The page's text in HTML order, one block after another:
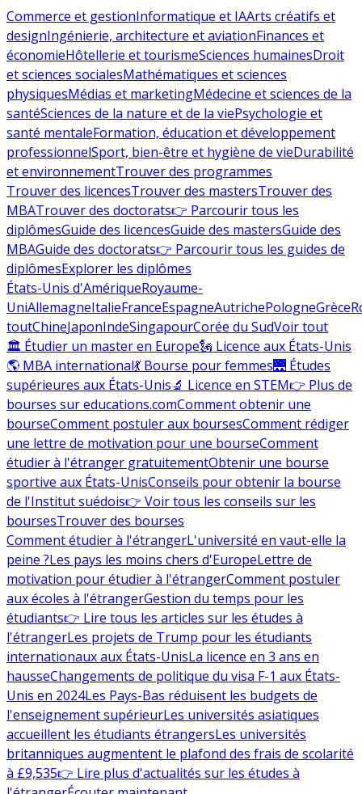
Commerce et gestionInformatique et IAArts créatifs et
designIngénierie, architecture et aviationFinances et
économieHôtellerie et tourismeSciences humainesDroit
et sciences socialesMathématiques et sciences
physiquesMédias et marketingMédecine et sciences de la
santéSciences de la nature et de la viePsychologie et
santé mentaleFormation, éducation et développement
professionnelSport, bien-être et hygiène de vieDurabilité
et environnementTrouver des programmes
Trouver des licencesTrouver des mastersTrouver des
MBATrouver des doctorats👉 Parcourir tous les
diplômesGuide des licencesGuide des mastersGuide des
MBAGuide des doctorats👉 Parcourir tous les guides de
diplômesExplorer les diplômes
États-Unis d'AmériqueRoyaume-
UniAllemagneItalieFranceEspagneAutrichePologneGrèce
toutChineJaponIndeSingapourCorée du SudVoir tout
🏛 Étudier un master en Europe🗽 Licence aux États-Unis
🌎 MBA international💃 Bourse pour femmes🌉 Études
supérieures aux États-Unis🔬 Licence en STEM👉 Plus de
bourses sur educations.comComment obtenir une
bourseComment postuler aux boursesComment rédiger
une lettre de motivation pour une bourseComment
étudier à l'étranger gratuitementObtenir une bourse
sportive aux États-UnisConseils pour obtenir la bourse
de l'Institut suédois👉 Voir tous les conseils sur les
boursesTrouver des bourses
Comment étudier à l'étrangerL'université en vaut-elle la
peine ?Les pays les moins chers d'EuropeLettre de
motivation pour étudier à l'étrangerComment postuler
aux écoles à l'étrangerGestion du temps pour les
étudiants👉 Lire tous les articles sur les études à
l'étrangerLes projets de Trump pour les étudiants
internationaux aux États-UnisLa licence en 3 ans en
hausseChangements de politique du visa F-1 aux États-
Unis en 2024Les Pays-Bas réduisent les budgets de
l'enseignement supérieurLes universités asiatiques
accueillent les étudiants étrangersLes universités
britanniques augmentent le plafond des frais de scolarité
à £9,535👉 Lire plus d'actualités sur les études à